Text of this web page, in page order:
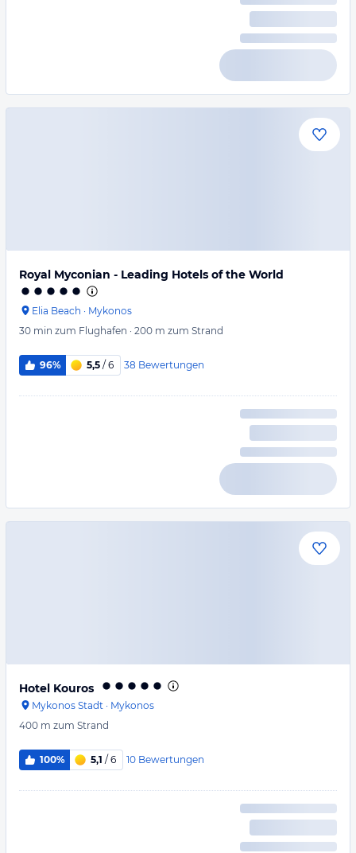
Royal Myconian - Leading Hotels of the World
Elia Beach · Mykonos
30 min zum Flughafen · 200 m zum Strand
96% 5,5 / 6 38 Bewertungen
Hotel Kouros
Mykonos Stadt · Mykonos
400 m zum Strand
100% 5,1 / 6 10 Bewertungen